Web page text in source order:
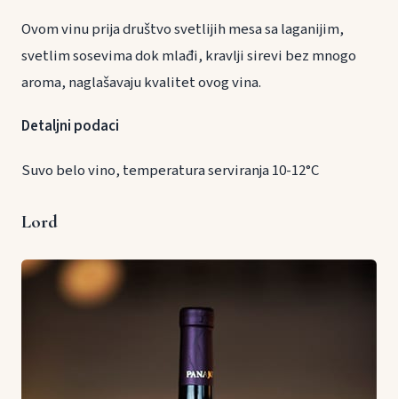
Ovom vinu prija društvo svetlijih mesa sa laganijim,
svetlim sosevima dok mlađi, kravlji sirevi bez mnogo
aroma, naglašavaju kvalitet ovog vina.
Detaljni podaci
Suvo belo vino, temperatura serviranja 10-12°C
Lord